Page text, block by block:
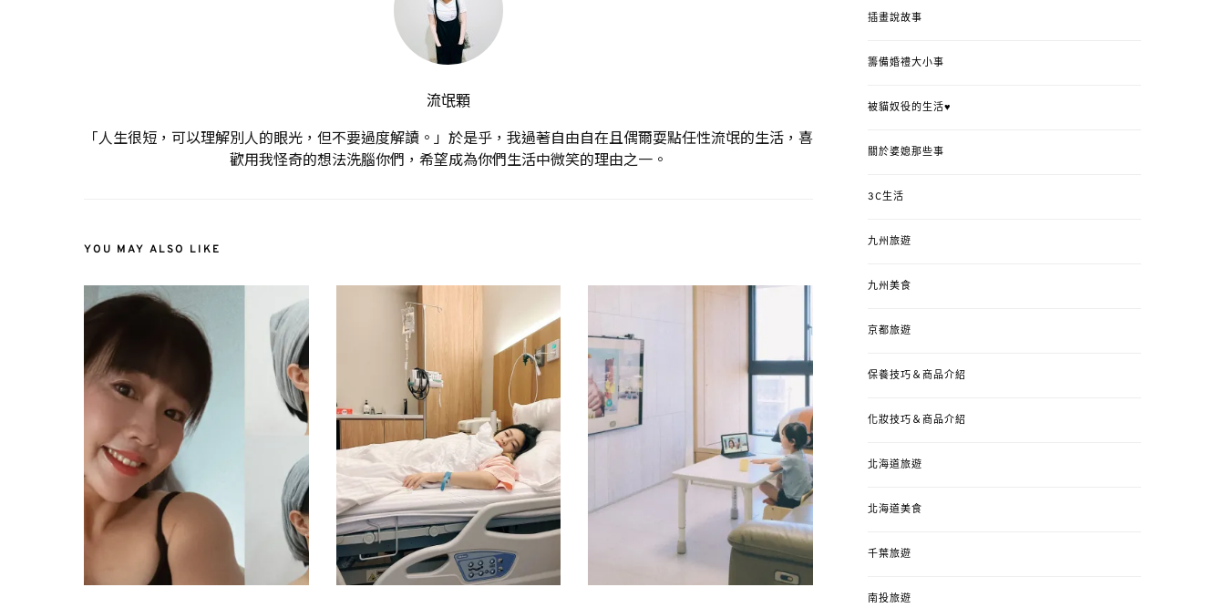
流氓顆
「人生很短，可以理解別人的眼光，但不要過度解讀。」於是乎，我過著自由自在且偶爾耍點任性流氓的生活，喜
歡用我怪奇的想法洗腦你們，希望成為你們生活中微笑的理由之一。
YOU MAY ALSO LIKE
插畫說故事
籌備婚禮大小事
被貓奴役的生活♥
關於婆媳那些事
3C生活
九州旅遊
九州美食
京都旅遊
保養技巧＆商品介紹
化妝技巧＆商品介紹
北海道旅遊
北海道美食
千葉旅遊
南投旅遊